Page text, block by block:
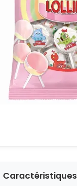
Caractéristiques